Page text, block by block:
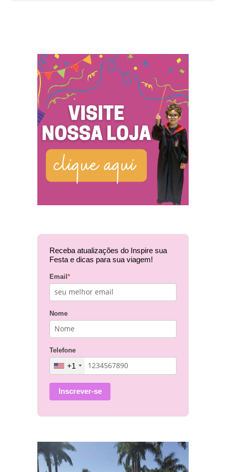
Receba atualizações do Inspire sua
Festa e dicas para sua viagem!
Email *
Nome
Telefone
+1
Inscrever-se